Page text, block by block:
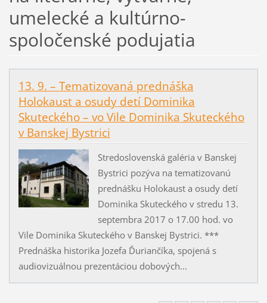
umelecké a kultúrno-
spoločenské podujatia
13. 9. – Tematizovaná prednáška
Holokaust a osudy detí Dominika
Skuteckého – vo Vile Dominika Skuteckého
v Banskej Bystrici
Stredoslovenská galéria v Banskej
Bystrici pozýva na tematizovanú
prednášku Holokaust a osudy detí
Dominika Skuteckého v stredu 13.
septembra 2017 o 17.00 hod. vo
Vile Dominika Skuteckého v Banskej Bystrici. ***
Prednáška historika Jozefa Ďuriančíka, spojená s
audiovizuálnou prezentáciou dobových...